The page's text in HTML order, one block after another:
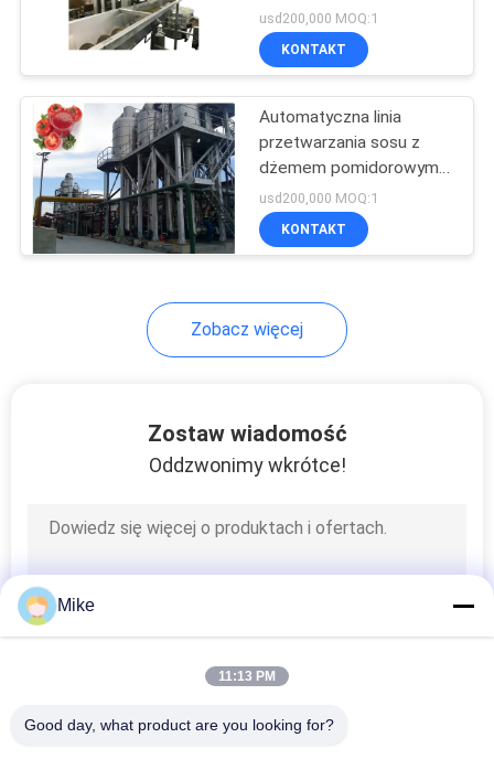
Maszyna do
sortowania kolorów
Maszyna do
Linia do
przetwarzania
koncentratu
pomidorowego
dla zwierząt domowych
usd200,000 MOQ:1
KONTAKT
Automatyczna linia
przetwarzania sosu z
dżemem pomidorowym
do produktu końcowego
usd200,000 MOQ:1
KONTAKT
Zobacz więcej
Zostaw wiadomość
Oddzwonimy wkrótce!
Mike
11:13 PM
Good day, what product are you looking for?